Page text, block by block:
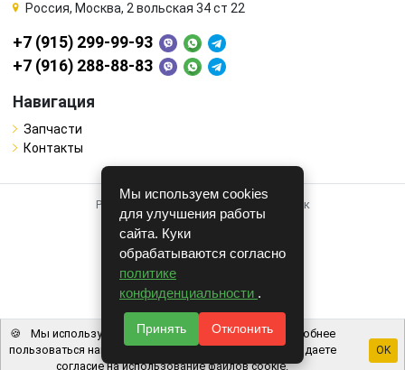
Россия, Москва, 2 вольская 34 ст 22
+7 (915) 299-99-93
+7 (916) 288-88-83
Навигация
Запчасти
Контакты
Работает на системе для авторазборок
CARRO.БИЗНЕС
Полная версия
© COPYRIGHT 2026 г.
v1.1.24
Мы используем cookies
для улучшения работы
сайта. Куки
обрабатываются согласно
политике
конфиденциальности .
Принять Отклонить
🍪
Мы используем файлы cookie, чтобы вам было удобнее
пользоваться нашим сайтом. Используя наш сайт, вы даете
согласие на использование файлов cookie.
OK